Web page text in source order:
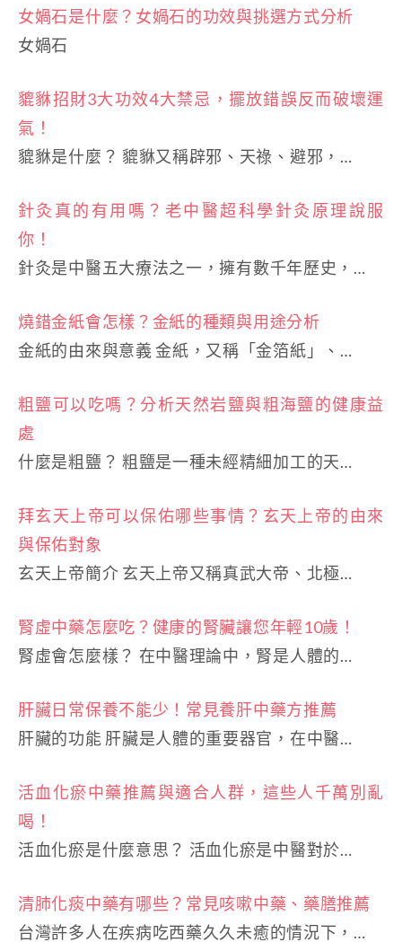
女媧石是什麼？女媧石的功效與挑選方式分析
女媧石
貔貅招財3大功效4大禁忌，擺放錯誤反而破壞運
氣！
貔貅是什麼？ 貔貅又稱辟邪、天祿、避邪，…
針灸真的有用嗎？老中醫超科學針灸原理說服
你！
針灸是中醫五大療法之一，擁有數千年歷史，…
燒錯金紙會怎樣？金紙的種類與用途分析
金紙的由來與意義 金紙，又稱「金箔紙」、…
粗鹽可以吃嗎？分析天然岩鹽與粗海鹽的健康益
處
什麼是粗鹽？ 粗鹽是一種未經精細加工的天…
拜玄天上帝可以保佑哪些事情？玄天上帝的由來
與保佑對象
玄天上帝簡介 玄天上帝又稱真武大帝、北極…
腎虛中藥怎麼吃？健康的腎臟讓您年輕10歲！
腎虛會怎麼樣？ 在中醫理論中，腎是人體的…
肝臟日常保養不能少！常見養肝中藥方推薦
肝臟的功能 肝臟是人體的重要器官，在中醫…
活血化瘀中藥推薦與適合人群，這些人千萬別亂
喝！
活血化瘀是什麼意思？ 活血化瘀是中醫對於…
清肺化痰中藥有哪些？常見咳嗽中藥、藥膳推薦
台灣許多人在疾病吃西藥久久未癒的情況下，…